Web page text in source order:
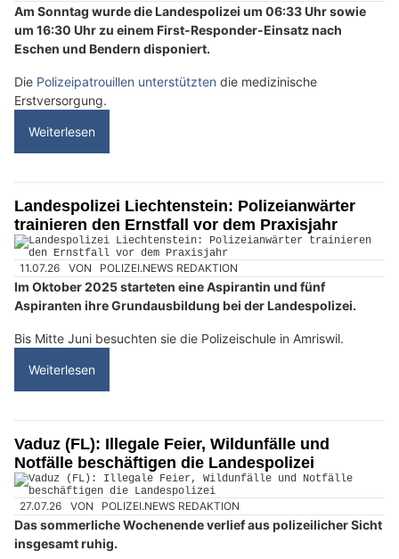
Am Sonntag wurde die Landespolizei um 06:33 Uhr sowie
um 16:30 Uhr zu einem First-Responder-Einsatz nach
Eschen und Bendern disponiert.
Die Polizeipatrouillen unterstützten die medizinische
Erstversorgung.
Weiterlesen
Landespolizei Liechtenstein: Polizeianwärter
trainieren den Ernstfall vor dem Praxisjahr
11.07.26 VON POLIZEI.NEWS REDAKTION
Im Oktober 2025 starteten eine Aspirantin und fünf
Aspiranten ihre Grundausbildung bei der Landespolizei.
Bis Mitte Juni besuchten sie die Polizeischule in Amriswil.
Weiterlesen
Vaduz (FL): Illegale Feier, Wildunfälle und
Notfälle beschäftigen die Landespolizei
27.07.26 VON POLIZEI.NEWS REDAKTION
Das sommerliche Wochenende verlief aus polizeilicher Sicht
insgesamt ruhig.